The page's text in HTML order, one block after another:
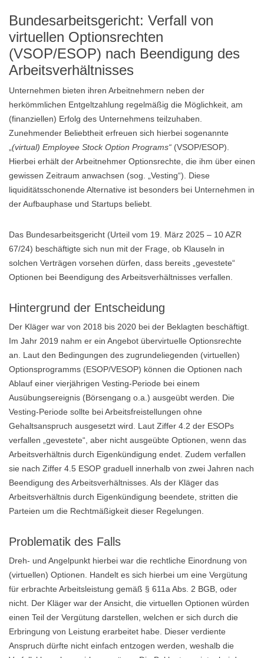
Bundesarbeitsgericht: Verfall von
virtuellen Optionsrechten
(VSOP/ESOP) nach Beendigung des
Arbeitsverhältnisses
Unternehmen bieten ihren Arbeitnehmern neben der
herkömmlichen Entgeltzahlung regelmäßig die Möglichkeit, am
(finanziellen) Erfolg des Unternehmens teilzuhaben.
Zunehmender Beliebtheit erfreuen sich hierbei sogenannte
(virtual) Employee Stock Option Programs“ (VSOP/ESOP).
Hierbei erhält der Arbeitnehmer Optionsrechte, die ihm über einen
gewissen Zeitraum anwachsen (sog. „Vesting“). Diese
liquiditätsschonende Alternative ist besonders bei Unternehmen in
der Aufbauphase und Startups beliebt.
Das Bundesarbeitsgericht (Urteil vom 19. März 2025 – 10 AZR
67/24) beschäftigte sich nun mit der Frage, ob Klauseln in
solchen Verträgen vorsehen dürfen, dass bereits „gevestete“
Optionen bei Beendigung des Arbeitsverhältnisses verfallen.
Hintergrund der Entscheidung
Der Kläger war von 2018 bis 2020 bei der Beklagten beschäftigt.
Im Jahr 2019 nahm er ein Angebot übervirtuelle Optionsrechte
an. Laut den Bedingungen des zugrundeliegenden (virtuellen)
Optionsprogramms (ESOP/VESOP) können die Optionen nach
Ablauf einer vierjährigen Vesting-Periode bei einem
Ausübungsereignis (Börsengang o.a.) ausgeübt werden. Die
Vesting-Periode sollte bei Arbeitsfreistellungen ohne
Gehaltsanspruch ausgesetzt wird. Laut Ziffer 4.2 der ESOPs
verfallen „gevestete“, aber nicht ausgeübte Optionen, wenn das
Arbeitsverhältnis durch Eigenkündigung endet. Zudem verfallen
sie nach Ziffer 4.5 ESOP graduell innerhalb von zwei Jahren nach
Beendigung des Arbeitsverhältnisses. Als der Kläger das
Arbeitsverhältnis durch Eigenkündigung beendete, stritten die
Parteien um die Rechtmäßigkeit dieser Regelungen.
Problematik des Falls
Dreh- und Angelpunkt hierbei war die rechtliche Einordnung von
(virtuellen) Optionen. Handelt es sich hierbei um eine Vergütung
für erbrachte Arbeitsleistung gemäß § 611a Abs. 2 BGB, oder
nicht. Der Kläger war der Ansicht, die virtuellen Optionen würden
einen Teil der Vergütung darstellen, welchen er sich durch die
Erbringung von Leistung erarbeitet habe. Dieser verdiente
Anspruch dürfte nicht einfach entzogen werden, weshalb die